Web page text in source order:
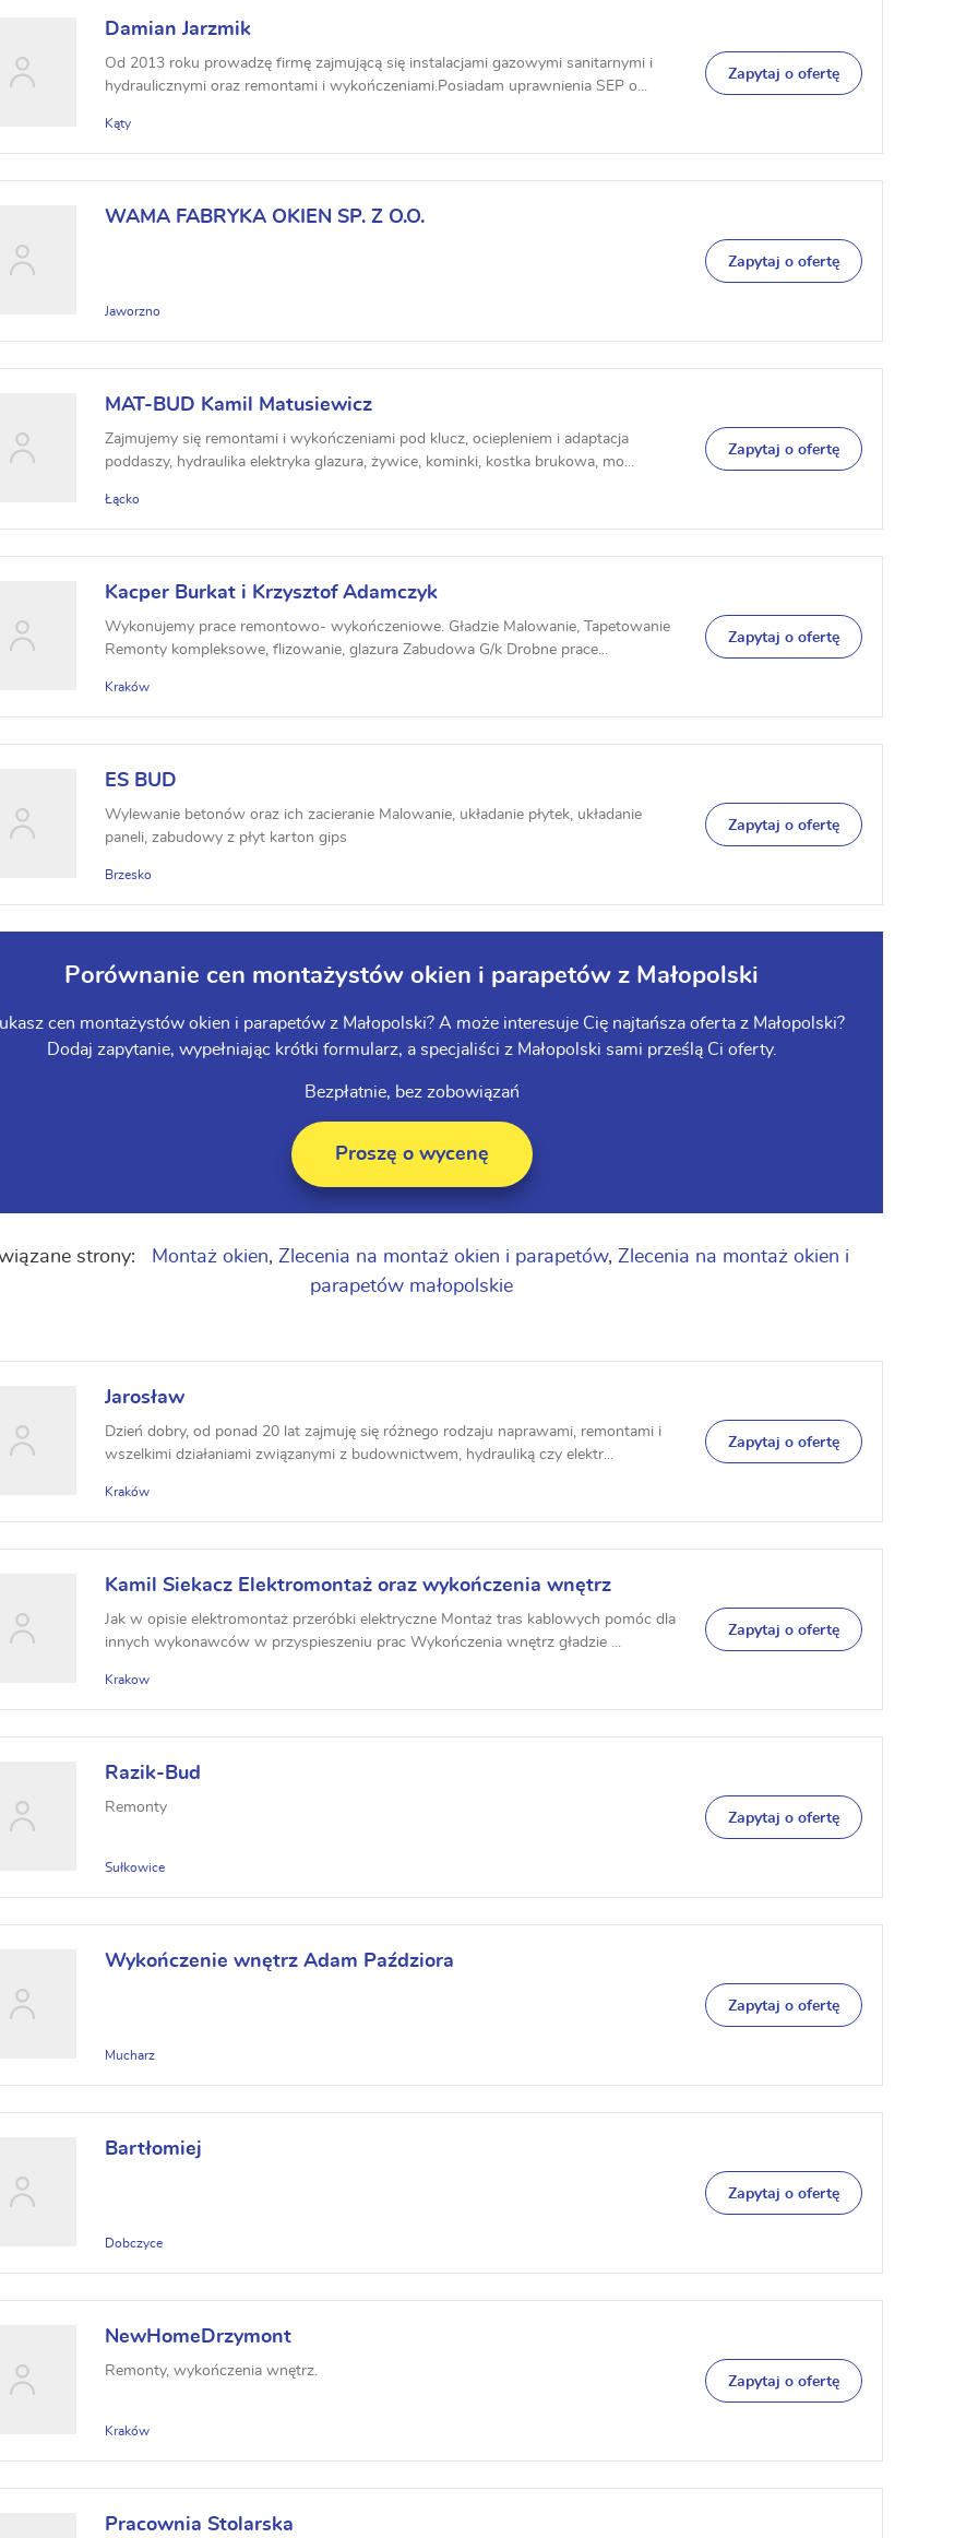
Damian Jarzmik
Od 2013 roku prowadzę firmę zajmującą się instalacjami gazowymi sanitarnymi i
hydraulicznymi oraz remontami i wykończeniami.Posiadam uprawnienia SEP o...
Kąty
Zapytaj o ofertę
WAMA FABRYKA OKIEN SP. Z O.O.
Jaworzno
Zapytaj o ofertę
MAT-BUD Kamil Matusiewicz
Zajmujemy się remontami i wykończeniami pod klucz, ociepleniem i adaptacja
poddaszy, hydraulika elektryka glazura, żywice, kominki, kostka brukowa, mo...
Łącko
Zapytaj o ofertę
Kacper Burkat i Krzysztof Adamczyk
Wykonujemy prace remontowo- wykończeniowe. Gładzie Malowanie, Tapetowanie
Remonty kompleksowe, flizowanie, glazura Zabudowa G/k Drobne prace...
Kraków
Zapytaj o ofertę
ES BUD
Wylewanie betonów oraz ich zacieranie Malowanie, układanie płytek, układanie
paneli, zabudowy z płyt karton gips
Brzesko
Zapytaj o ofertę
Porównanie cen montażystów okien i parapetów z Małopolski
cen montażystów okien i parapetów z Małopolski? A może interesuje Cię najtańsza oferta z Małopolski?
Dodaj zapytanie, wypełniając krótki formularz, a specjaliści z Małopolski sami prześlą Ci oferty.
Bezpłatnie, bez zobowiązań
Proszę o wycenę
strony: Montaż okien, Zlecenia na montaż okien i parapetów, Zlecenia na montaż okien i
parapetów małopolskie
Jarosław
Dzień dobry, od ponad 20 lat zajmuję się różnego rodzaju naprawami, remontami i
wszelkimi działaniami związanymi z budownictwem, hydrauliką czy elektr...
Kraków
Zapytaj o ofertę
Kamil Siekacz Elektromontaż oraz wykończenia wnętrz
Jak w opisie elektromontaż przeróbki elektryczne Montaż tras kablowych pomóc dla
innych wykonawców w przyspieszeniu prac Wykończenia wnętrz gładzie ...
Krakow
Zapytaj o ofertę
Razik-Bud
Remonty
Sułkowice
Zapytaj o ofertę
Wykończenie wnętrz Adam Paździora
Mucharz
Zapytaj o ofertę
Bartłomiej
Dobczyce
Zapytaj o ofertę
NewHomeDrzymont
Remonty, wykończenia wnętrz.
Kraków
Zapytaj o ofertę
Pracownia Stolarska